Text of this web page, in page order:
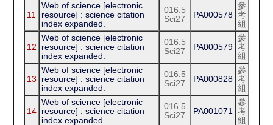
11
Web of science [electronic
resource] : science citation
index expanded.
016.5
Sci27
PA000578
參
考
組
12
Web of science [electronic
resource] : science citation
index expanded.
016.5
Sci27
PA000579
參
考
組
13
Web of science [electronic
resource] : science citation
index expanded.
016.5
Sci27
PA000828
參
考
組
14
Web of science [electronic
resource] : science citation
index expanded.
016.5
Sci27
PA001071
參
考
組